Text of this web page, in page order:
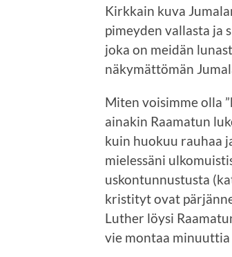
Kirkkain kuva
pimeyden vallasta ja
joka on meidän
näkymättömän
Miten voisimme olla
ainakin Raamatun
kuin huokuu rauhaa
mielessäni
uskontunnustusta
kristityt ovat
Luther löysi
vie montaa minuuttia